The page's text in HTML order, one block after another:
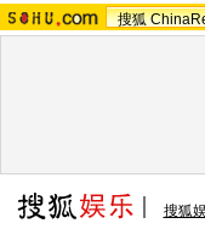
搜狐
搜狐